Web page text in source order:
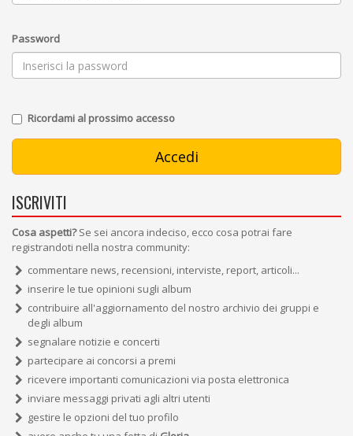
Password
Ricordami al prossimo accesso
ISCRIVITI
Cosa aspetti?Se sei ancora indeciso, ecco cosa potrai fare
registrandoti nella nostra community:
commentare news, recensioni, interviste, report, articoli...
inserire le tue opinioni sugli album
contribuire all'aggiornamento del nostro archivio dei gruppi e
degli album
segnalare notizie e concerti
partecipare ai concorsi a premi
ricevere importanti comunicazioni via posta elettronica
inviare messaggi privati agli altri utenti
gestire le opzioni del tuo profilo